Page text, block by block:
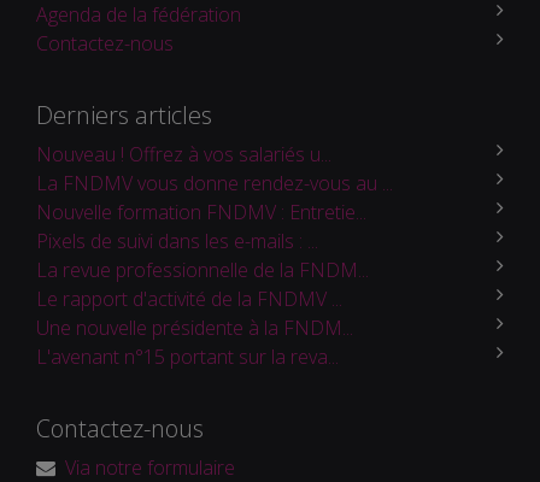
Agenda de la fédération
Contactez-nous
Derniers articles
Nouveau ! Offrez à vos salariés u...
La FNDMV vous donne rendez-vous au ...
Nouvelle formation FNDMV : Entretie...
Pixels de suivi dans les e-mails : ...
La revue professionnelle de la FNDM...
Le rapport d'activité de la FNDMV ...
Une nouvelle présidente à la FNDM...
L'avenant n°15 portant sur la reva...
Contactez-nous
Via notre formulaire